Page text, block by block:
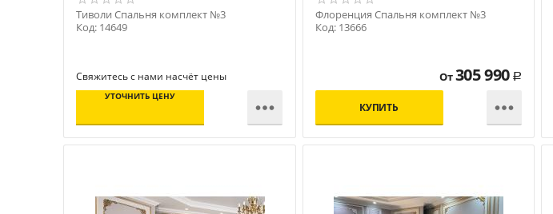
Тиволи Спальня комплект №3
Код: 14649
Свяжитесь с нами насчёт цены
УТОЧНИТЬ ЦЕНУ 
Флоренция Спальня комплект №3
Код: 13666
От305 990 Р
КУПИТЬ 